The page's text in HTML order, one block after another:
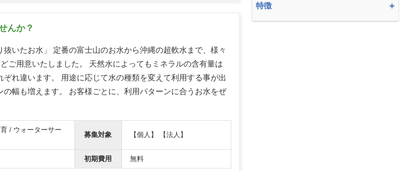
んか？
抜いたお水」 定番の富士山のお水から沖縄の超軟水まで、様々
ご用意いたしました。 天然水によってもミネラルの含有量は
ぞれ違います。 用途に応じて水の種類を変えて利用する事が出
の幅も増えます。 お客様ごとに、利用パターンに合うお水をぜ
/ ウォーターサー
募集対象 【個人】 【法人】
初期費用 無料
特徴 +